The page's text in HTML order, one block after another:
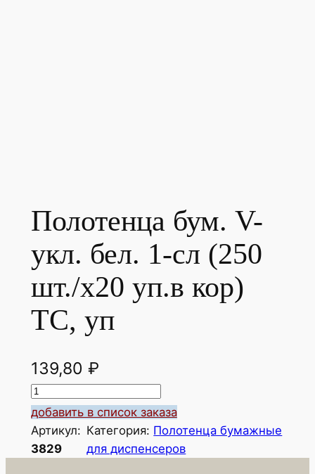
Полотенца бум. V-
укл. бел. 1-сл (250
шт./х20 уп.в кор)
ТС, уп
139,80 ₽
К
о
л
и
добавить в список заказа
Артикул:
3829
Категория: Полотенца бумажные
для диспенсеров